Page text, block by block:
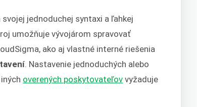
jednoduchej syntaxi a ľahkej
umožňuje vývojárom spravovať
ako aj vlastné interné riešenia
. Nastavenie jednoduchých alebo
overených poskytovateľov vyžaduje